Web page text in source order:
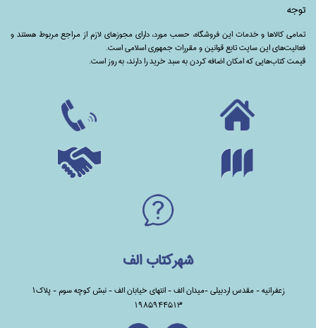
توجه
تمامی‌ کالاها و خدمات این فروشگاه، حسب مورد،‌ دارای مجوزهای لازم از مراجع مربوط هستند ‌و‌‌
فعالیت‌های این سایت تابع قوانین و مقررات جمهوری اسلامی است.
قیمت کتاب‌هایی که امکان اضافه کردن به سبد خرید را دارند،‌ به روز است.
شهرکتاب الف
زعفرانیه - مقدس اردبیلی -میدان الف - انتهای خیابان الف - نبش کوچه سوم - پلاک1
1985944513